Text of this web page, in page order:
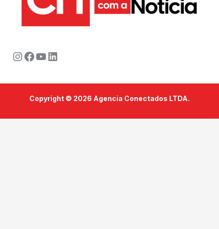
Instagram
Facebook
Youtube
LinkedIn
Copyright © 2026 Agencia Conectados LTDA.